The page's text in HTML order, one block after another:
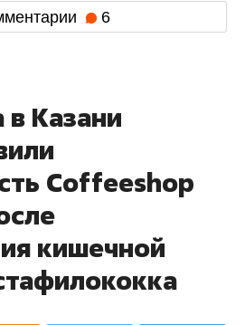
6
в Казани
Соffeeshop
кишечной